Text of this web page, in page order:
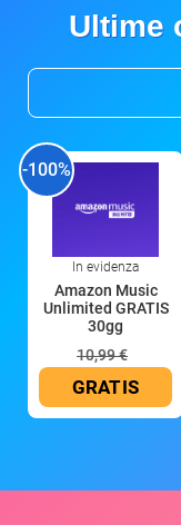
Ultime
-100%
In evidenza
Amazon Music
Unlimited GRATIS
30gg
10,99 €
GRATIS